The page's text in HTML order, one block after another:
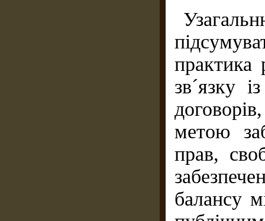
практика
зв´язку
метою
прав,
балансу